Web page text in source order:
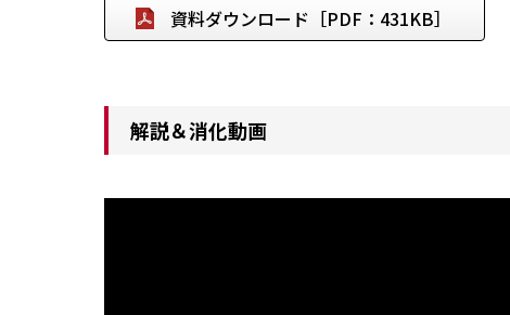
資料ダウンロード［PDF：431KB］
解説＆消化動画